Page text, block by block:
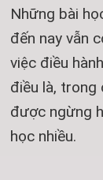
Những bài
đến nay vẫn
việc điều
điều là, trong
được ngừng
học nhiều.